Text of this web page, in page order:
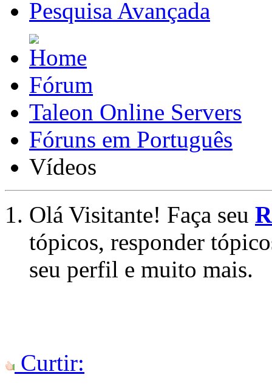
Pesquisa Avançada
Fórum
Taleon Online Servers
Fóruns em Português
Vídeos
Olá Visitante! Faça seu
tópicos, responder
seu perfil e muito mais.
Curtir: